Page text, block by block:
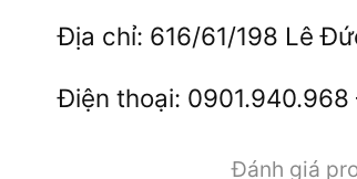
Địa chỉ: 616/61/198 Lê
Điện thoại:
Đánh giá